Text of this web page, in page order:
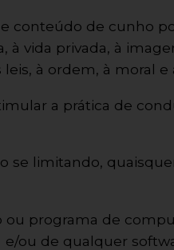
conteúdo de cunho
à vida privada, à
à ordem, à moral e
a prática de
se limitando,
programa de
e/ou de qualquer